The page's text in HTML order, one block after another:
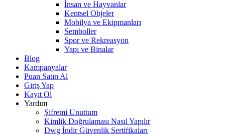
İnsan ve Hayvanlar
Kentsel Objeler
Mobilya ve Ekipmanları
Semboller
Spor ve Rekreasyon
Yapı ve Binalar
Blog
Kampanyalar
Puan Satın Al
Giriş Yap
Kayıt Ol
Yardım
Şifremi Unuttum
Kimlik Doğrulaması Nasıl Yapılır
Dwg İndir Güvenlik Sertifikaları